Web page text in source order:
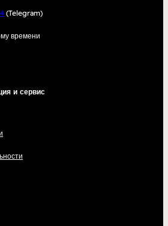
(Telegram)
времени
и сервис